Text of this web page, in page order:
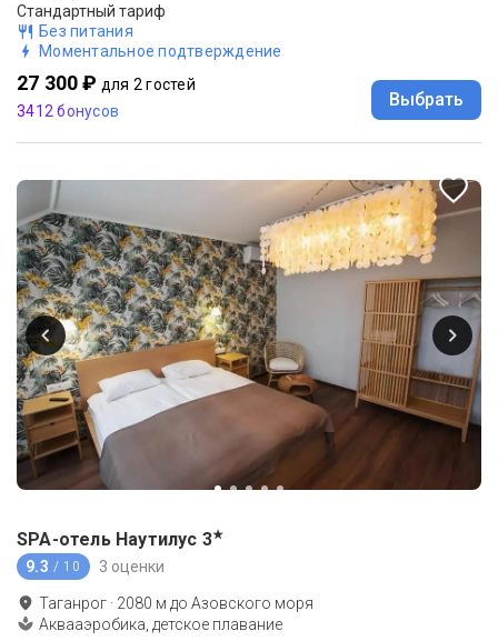
Стандартный тариф
Без питания
Моментальное подтверждение
27 300 ₽ для 2 гостей
3412 бонусов
Выбрать
SPA-отель Наутилус 3★
9.3 / 10 3 оценки
Таганрог · 2080 м до Азовского моря
Аквааэробика, детское плавание